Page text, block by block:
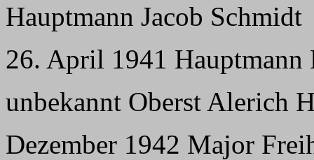
Hauptmann Jacob Schmidt
26. April 1941 Hauptmann
unbekannt Oberst Alerich
Dezember 1942 Major